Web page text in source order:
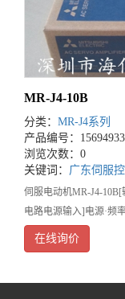
MR-J4-10B
分类： MR-J4系列
产品编号：
浏览次数：0
关键词： 广东伺服
伺服电动机MR-J4-
电路电源输入]电源·频
在线询价